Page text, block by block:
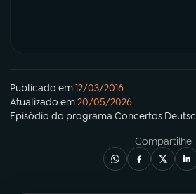
Publicado em12/03/2016
Atualizado em20/05/2026
Episódio do programa Concertos
Compartilhe